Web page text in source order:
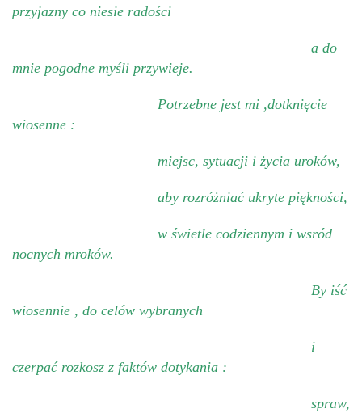
przyjazny co niesie radości
a do
mnie pogodne myśli przywieje.
Potrzebne jest mi ,dotknięcie
wiosenne :
miejsc, sytuacji i życia uroków,
aby rozróżniać ukryte piękności,
w świetle codziennym i wsród
nocnych mroków.
By iść
wiosennie , do celów wybranych
i
czerpać rozkosz z faktów dotykania :
spraw,